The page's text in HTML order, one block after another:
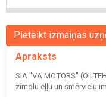
Pieteikt izmaiņas
Apraksts
SIA "VA MOTORS"
zīmolu eļļu un smērvielu